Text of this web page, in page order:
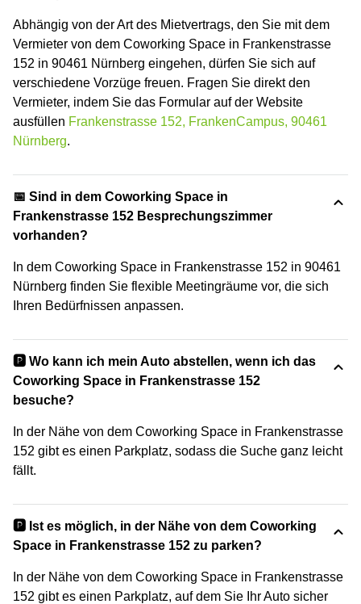
Abhängig von der Art des Mietvertrags, den Sie mit dem
Vermieter von dem Coworking Space in Frankenstrasse
152 in 90461 Nürnberg eingehen, dürfen Sie sich auf
verschiedene Vorzüge freuen. Fragen Sie direkt den
Vermieter, indem Sie das Formular auf der Website
ausfüllen Frankenstrasse 152, FrankenCampus, 90461
Nürnberg.
📅 Sind in dem Coworking Space in
Frankenstrasse 152 Besprechungszimmer
vorhanden?
In dem Coworking Space in Frankenstrasse 152 in 90461
Nürnberg finden Sie flexible Meetingräume vor, die sich
Ihren Bedürfnissen anpassen.
🅿️ Wo kann ich mein Auto abstellen, wenn ich das
Coworking Space in Frankenstrasse 152
besuche?
In der Nähe von dem Coworking Space in Frankenstrasse
152 gibt es einen Parkplatz, sodass die Suche ganz leicht
fällt.
🅿️ Ist es möglich, in der Nähe von dem Coworking
Space in Frankenstrasse 152 zu parken?
In der Nähe von dem Coworking Space in Frankenstrasse
152 gibt es einen Parkplatz, auf dem Sie Ihr Auto sicher